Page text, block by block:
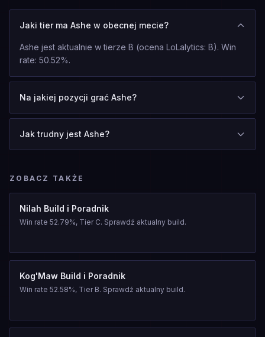
Jaki tier ma Ashe w obecnej mecie?
Ashe jest aktualnie w tierze B (ocena LoLalytics: B). Win
rate: 50.52%.
Na jakiej pozycji grać Ashe?
Jak trudny jest Ashe?
ZOBACZ TAKŻE
Nilah Build i Poradnik
Win rate 52.79%, Tier C. Sprawdź aktualny build.
Kog'Maw Build i Poradnik
Win rate 52.58%, Tier B. Sprawdź aktualny build.